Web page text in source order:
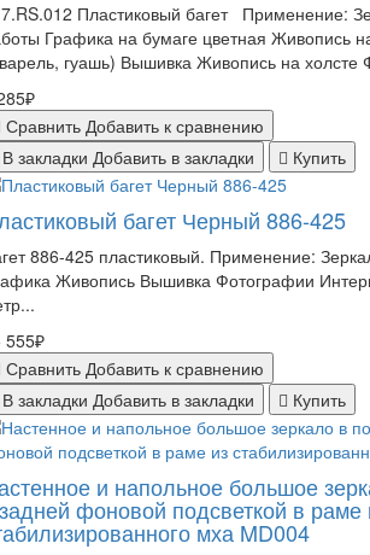
Пластиковый багет Применение:
Графика на бумаге цветная Живопись
гуашь) Вышивка Живопись на холсте
Сравнить Добавить к сравнению
закладки Добавить в закладки Купить
багет Черный 886-425
886-425 пластиковый. Применение:
Живопись Вышивка Фотографии
555₽
Сравнить Добавить к сравнению
закладки Добавить в закладки Купить
и напольное большое
фоновой подсветкой в раме
мха MD004